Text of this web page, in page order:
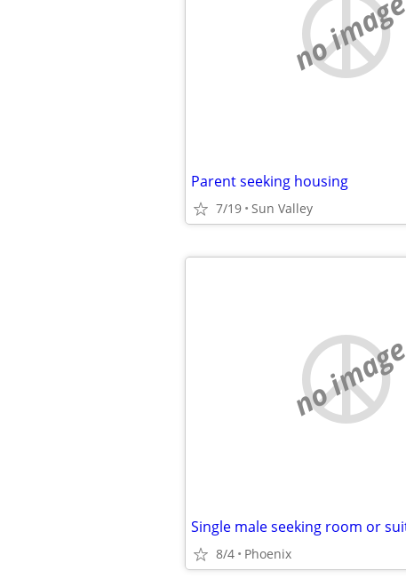
no image
Parent seeking housing
7/19 Sun Valley
no image
8/4 Phoenix